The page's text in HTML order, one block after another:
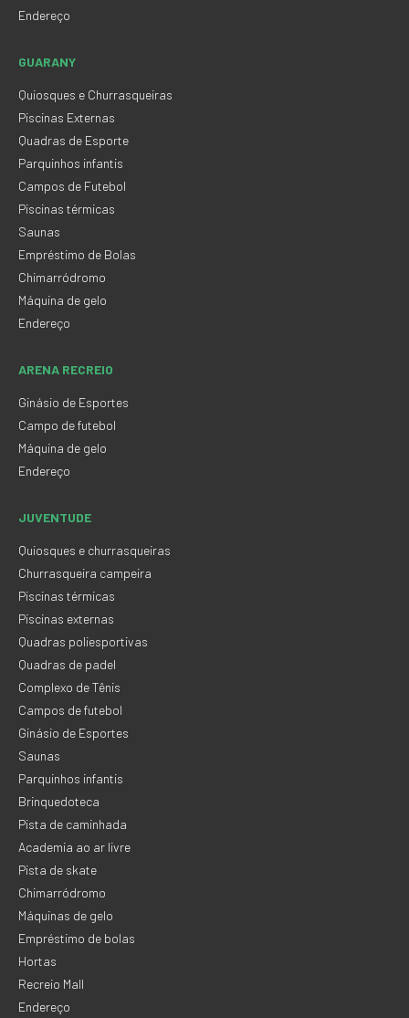
Endereço
GUARANY
Quiosques e Churrasqueiras
Piscinas Externas
Quadras de Esporte
Parquinhos infantis
Campos de Futebol
Piscinas térmicas
Saunas
Empréstimo de Bolas
Chimarródromo
Máquina de gelo
Endereço
ARENA RECREIO
Ginásio de Esportes
Campo de futebol
Máquina de gelo
Endereço
JUVENTUDE
Quiosques e churrasqueiras
Churrasqueira campeira
Piscinas térmicas
Piscinas externas
Quadras poliesportivas
Quadras de padel
Complexo de Tênis
Campos de futebol
Ginásio de Esportes
Saunas
Parquinhos infantis
Brinquedoteca
Pista de caminhada
Academia ao ar livre
Pista de skate
Chimarródromo
Máquinas de gelo
Empréstimo de bolas
Hortas
Recreio Mall
Endereço